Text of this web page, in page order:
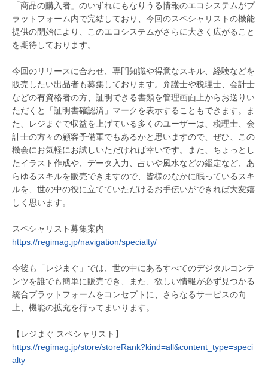
「商品の購入者」のいずれにもなりうる情報のエコシステムがプ
ラットフォーム内で完結しており、今回のスペシャリストの機能
提供の開始により、このエコシステムがさらに大きく広がること
を期待しております。
今回のリリースに合わせ、専門知識や得意なスキル、経験などを
販売したい出品者も募集しております。弁護士や税理士、会計士
などの有資格者の方、証明できる書類を管理画面上からお送りい
ただくと「証明書確認済」マークを表示することもできます。ま
た、レジまぐで収益を上げている多くのユーザーは、税理士、会
計士の方々の顧客予備軍でもあるかと思いますので、ぜひ、この
機会にお気軽にお試しいただければ幸いです。また、ちょっとし
たイラスト作成や、データ入力、占いや風水などの鑑定など、あ
らゆるスキルを販売できますので、皆様のなかに眠っているスキ
ルを、世の中の役に立てていただけるお手伝いができれば大変嬉
しく思います。
スペシャリスト募集案内
https://regimag.jp/navigation/specialty/
今後も「レジまぐ」では、世の中にあるすべてのデジタルコンテ
ンツを誰でも簡単に販売でき、また、欲しい情報が必ず見つかる
統合プラットフォームをコンセプトに、さらなるサービスの向
上、機能の拡充を行ってまいります。
【レジまぐ スペシャリスト】
https://regimag.jp/store/storeRank?kind=all&content_type=speci
alty